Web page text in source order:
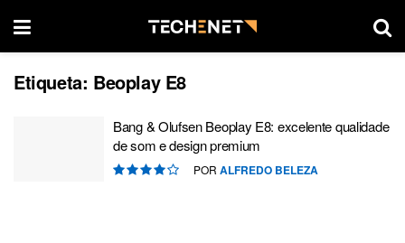
Etiqueta: Beoplay E8
Bang & Olufsen Beoplay E8: excelente qualidade
de som e design premium
POR ALFREDO BELEZA